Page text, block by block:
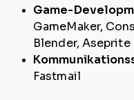
Game-
GameMaker,
Blender, Aseprite
Fastmail